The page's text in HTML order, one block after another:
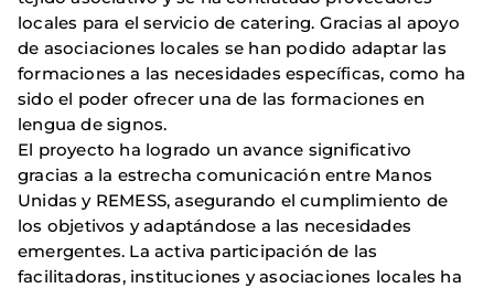
locales para el servicio de catering. Gracias al apoyo
de asociaciones locales se han podido adaptar las
formaciones a las necesidades específicas, como ha
sido el poder ofrecer una de las formaciones en
lengua de signos.
El proyecto ha logrado un avance significativo
gracias a la estrecha comunicación entre Manos
Unidas y REMESS, asegurando el cumplimiento de
los objetivos y adaptándose a las necesidades
emergentes. La activa participación de las
facilitadoras, instituciones y asociaciones locales ha